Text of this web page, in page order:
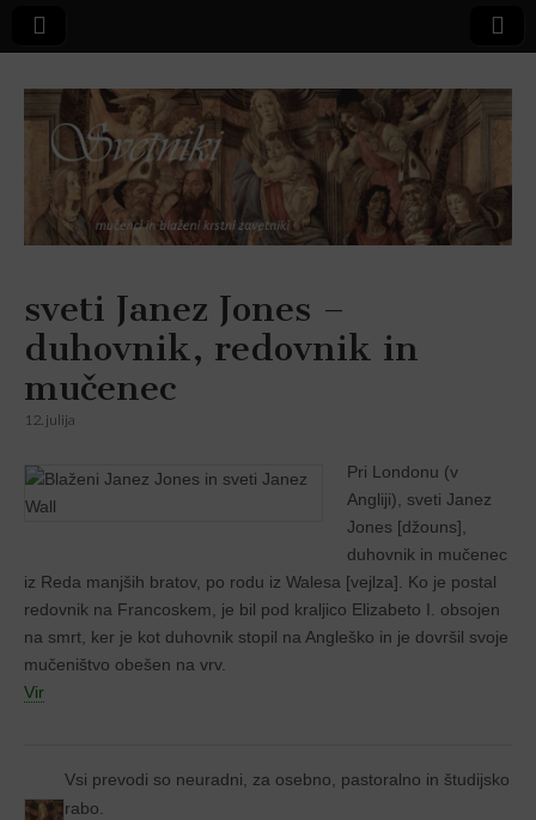
Svetniki,
mučenci in
sveti Janez Jones –
duhovnik, redovnik in
mučenec
12. julija
Pri Londonu (v
Angliji), sveti Janez
Jones [džouns],
duhovnik in mučenec
iz Reda manjših bratov, po rodu iz Walesa [vejlza]. Ko je postal
redovnik na Francoskem, je bil pod kraljico Elizabeto I. obsojen
na smrt, ker je kot duhovnik stopil na Angleško in je dovršil svoje
mučeništvo obešen na vrv.
Vir
Vsi prevodi so neuradni, za osebno, pastoralno in študijsko
rabo.